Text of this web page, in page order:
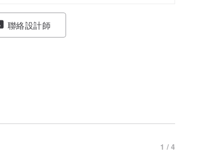
聯絡設計師
1 / 4